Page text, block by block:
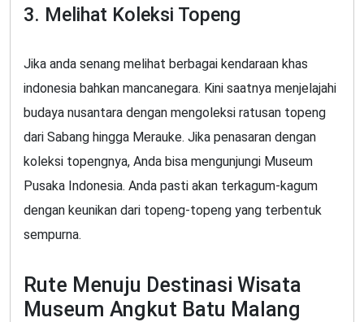
3. Melihat Koleksi Topeng
Jika anda senang melihat berbagai kendaraan khas
indonesia bahkan mancanegara. Kini saatnya menjelajahi
budaya nusantara dengan mengoleksi ratusan topeng
dari Sabang hingga Merauke. Jika penasaran dengan
koleksi topengnya, Anda bisa mengunjungi Museum
Pusaka Indonesia. Anda pasti akan terkagum-kagum
dengan keunikan dari topeng-topeng yang terbentuk
sempurna.
Rute Menuju Destinasi Wisata
Museum Angkut Batu Malang